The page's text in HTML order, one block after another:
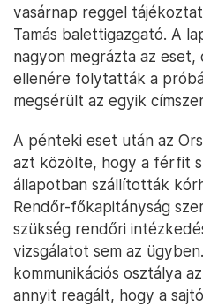
vasárnap reggel
Tamás balettigazgató. A
nagyon megrázta az
ellenére folytatták a
megsérült az egyik
A pénteki eset után az
azt közölte, hogy a férfit
állapotban szállították
Rendőr-főkapitányság
szükség rendőri
vizsgálatot sem az
kommunikációs osztálya
annyit reagált, hogy a